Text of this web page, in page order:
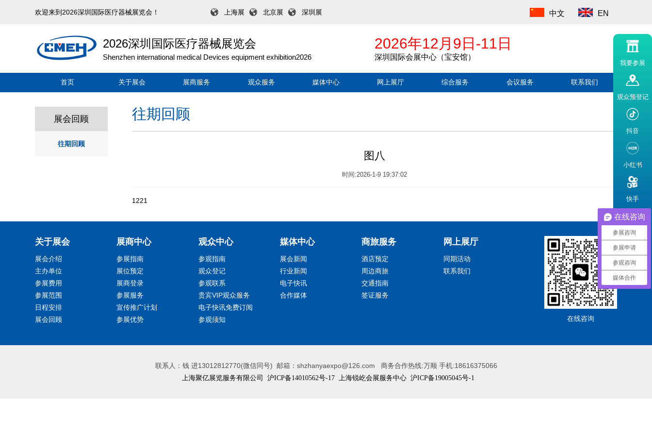
欢迎来到2026深圳国际医疗器械展览会！ 上海展 北京展 深圳展 中文 EN
2026深圳国际医疗器械展览会
Shenzhen international medical Devices equipment exhibition2026
2026年12月9日-11日
深圳国际会展中心（宝安馆）
首页 关于展会 展商服务 观众服务 媒体中心 网上展厅 综合服务 会议服务 联系我们
展会回顾
往期回顾
往期回顾
图八
时间:2026-1-9 19:37:02
1221
关于展会
展会介绍
主办单位
参展费用
参展范围
日程安排
展会回顾
展商中心
参展指南
展位预定
展商登录
参展服务
宣传推广计划
参展优势
观众中心
参观指南
观众登记
参观联系
贵宾VIP观众服务
电子快讯免费订阅
参观须知
媒体中心
展会新闻
行业新闻
电子快讯
合作媒体
商旅服务
酒店预定
周边商旅
交通指南
签证服务
网上展厅
同期活动
联系我们
在线咨询
联系人：钱 进13012812770(微信同号) 邮箱：shzhanyaexpo@126.com 商务合作热线:万顺 手机:18616375066
上海聚亿展览服务有限公司 沪ICP备14010562号-17 上海锐屹会展服务中心 沪ICP备19005045号-1
我要参展
观众预登记
抖音
小红书
快手
头条
在线咨询
参展咨询
参展申请
参观咨询
媒体合作